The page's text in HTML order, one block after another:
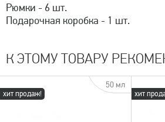
Рюмки - 6 шт.
Подарочная коробка - 1 шт.
К ЭТОМУ ТОВАРУ
хит продаж!
50 мл
хит